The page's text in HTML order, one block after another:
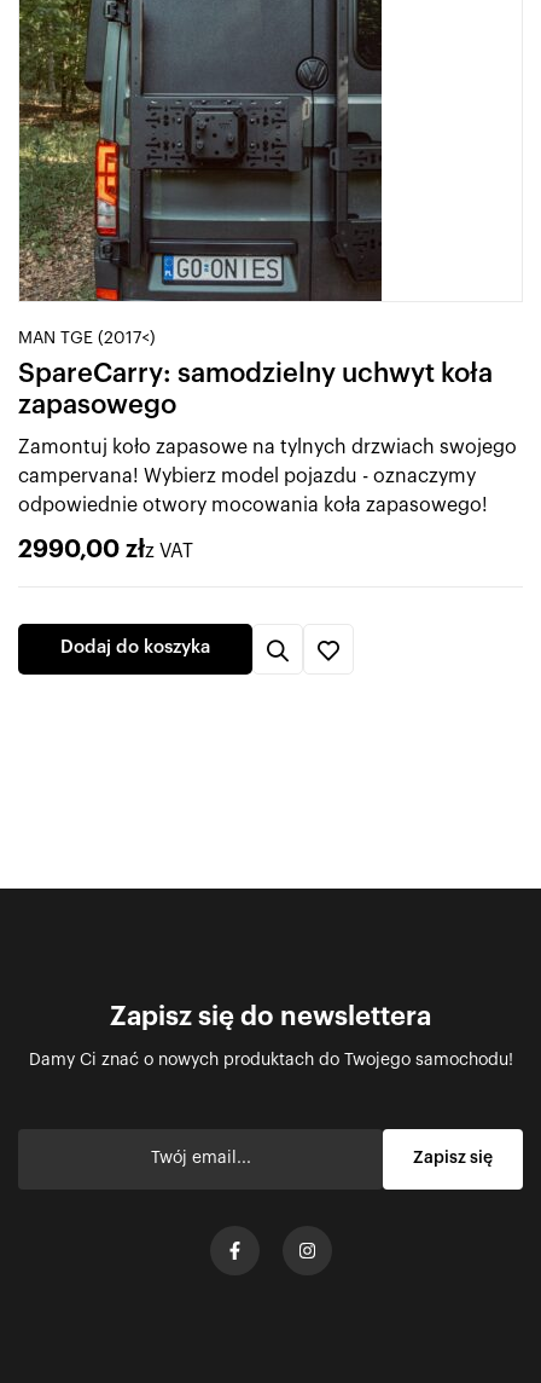
MAN TGE (2017<)
SpareCarry: samodzielny uchwyt koła
zapasowego
Zamontuj koło zapasowe na tylnych drzwiach swojego
campervana! Wybierz model pojazdu - oznaczymy
odpowiednie otwory mocowania koła zapasowego!
2990,00 złz VAT
Dodaj do koszyka
Zapisz się do newslettera
Damy Ci znać o nowych produktach do Twojego samochodu!